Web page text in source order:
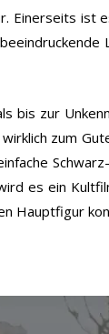
Einerseits ist
bis zur
zum
es ein
Hauptfigur